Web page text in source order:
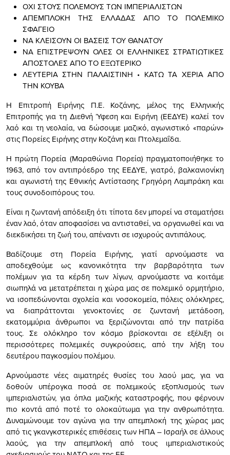
ΟΧΙ ΣΤΟΥΣ ΠΟΛΕΜΟΥΣ ΤΩΝ ΙΜΠΕΡΙΑΛΙΣΤΩΝ
ΑΠΕΜΠΛΟΚΗ ΤΗΣ ΕΛΛΑΔΑΣ ΑΠΟ ΤΟ ΠΟΛΕΜΙΚΟ
ΣΦΑΓΕΙΟ
ΝΑ ΚΛΕΙΣΟΥΝ ΟΙ ΒΑΣΕΙΣ ΤΟΥ ΘΑΝΑΤΟΥ
ΝΑ ΕΠΙΣΤΡΕΨΟΥΝ ΟΛΕΣ ΟΙ ΕΛΛΗΝΙΚΕΣ ΣΤΡΑΤΙΩΤΙΚΕΣ
ΑΠΟΣΤΟΛΕΣ ΑΠΟ ΤΟ ΕΞΩΤΕΡΙΚΟ
ΛΕΥΤΕΡΙΑ ΣΤΗΝ ΠΑΛΑΙΣΤΙΝΗ • ΚΑΤΩ ΤΑ ΧΕΡΙΑ ΑΠΟ
ΤΗΝ ΚΟΥΒΑ
Η Επιτροπή Ειρήνης Π.Ε. Κοζάνης, μέλος της Ελληνικής
Επιτροπής για τη Διεθνή Ύφεση και Ειρήνη (ΕΕΔΥΕ) καλεί τον
λαό και τη νεολαία, να δώσουμε μαζικό, αγωνιστικό «παρών»
στις Πορείες Ειρήνης στην Κοζάνη και Πτολεμαΐδα.
Η πρώτη Πορεία (Μαραθώνια Πορεία) πραγματοποιήθηκε το
1963, από τον αντιπρόεδρο της ΕΕΔΥΕ, γιατρό, βαλκανιονίκη
και αγωνιστή της Εθνικής Αντίστασης Γρηγόρη Λαμπράκη και
τους συνοδοιπόρους του.
Είναι η ζωντανή απόδειξη ότι τίποτα δεν μπορεί να σταματήσει
έναν λαό, όταν αποφασίσει να αντισταθεί, να οργανωθεί και να
διεκδικήσει τη ζωή του, απέναντι σε ισχυρούς αντιπάλους.
Βαδίζουμε στη Πορεία Ειρήνης, γιατί αρνούμαστε να
αποδεχθούμε ως κανονικότητα την βαρβαρότητα των
πολέμων για τα κέρδη των λίγων, αρνούμαστε να κοιτάμε
σιωπηλά να μετατρέπεται η χώρα μας σε πολεμικό ορμητήριο,
να ισοπεδώνονται σχολεία και νοσοκομεία, πόλεις ολόκληρες,
να διαπράττονται γενοκτονίες σε ζωντανή μετάδοση,
εκατομμύρια άνθρωποι να ξεριζώνονται από την πατρίδα
τους. Σε ολόκληρο τον κόσμο βρίσκονται σε εξέλιξη οι
περισσότερες πολεμικές συγκρούσεις, από την λήξη του
δευτέρου παγκοσμίου πολέμου.
Αρνούμαστε νέες αιματηρές θυσίες του λαού μας, για να
δοθούν υπέρογκα ποσά σε πολεμικούς εξοπλισμούς των
ιμπεριαλιστών, για όπλα μαζικής καταστροφής, που φέρνουν
πιο κοντά από ποτέ το ολοκαύτωμα για την ανθρωπότητα.
Δυναμώνουμε τον αγώνα για την απεμπλοκή της χώρας μας
από τις γκανγκστερικές επιθέσεις των ΗΠΑ – Ισραήλ σε άλλους
λαούς, για την απεμπλοκή από τους ιμπεριαλιστικούς